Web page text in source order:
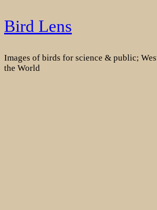
Skip
to
Bird Lens
Images of birds for science & public;
the World